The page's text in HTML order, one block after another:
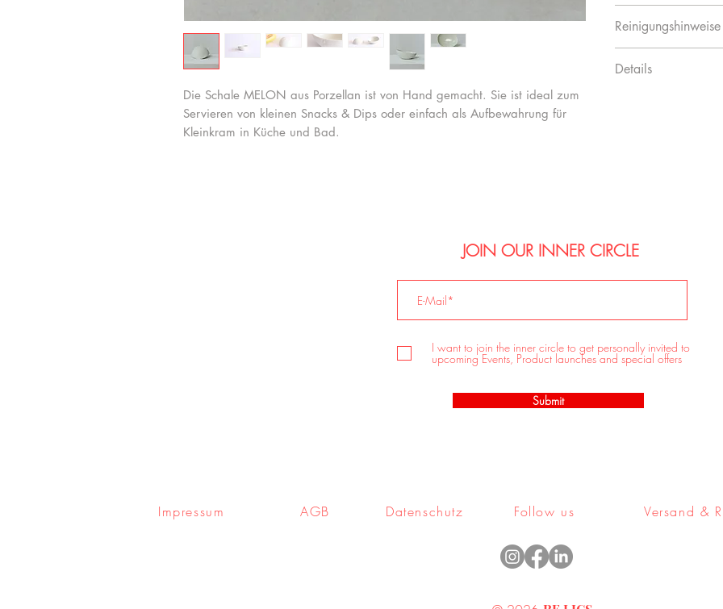
Die Schale MELON aus Porzellan ist von Hand gemacht. Sie ist ideal zum
Servieren von kleinen Snacks & Dips oder einfach als Aufbewahrung für
Kleinkram in Küche und Bad.
Reinigungshinweise
Details
JOIN OUR INNER CIRCLE
I want to join the inner circle to get personally invited to
upcoming Events, Product launches and special offers
Submit
Impressum AGB Datenschutz Follow us Versand &